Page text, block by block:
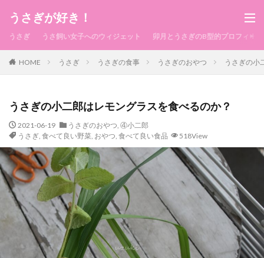
うさぎが好き！
うさぎ うさ飼い女子へのウィジェット 卯月とうさぎのB型的プロフィール
HOME うさぎ うさぎの食事 うさぎのおやつ うさぎの小
うさぎの小二郎はレモングラスを食べるのか？
2021-06-19 うさぎのおやつ, ④小二郎
うさぎ, 食べて良い野菜, おやつ, 食べて良い食品 518View